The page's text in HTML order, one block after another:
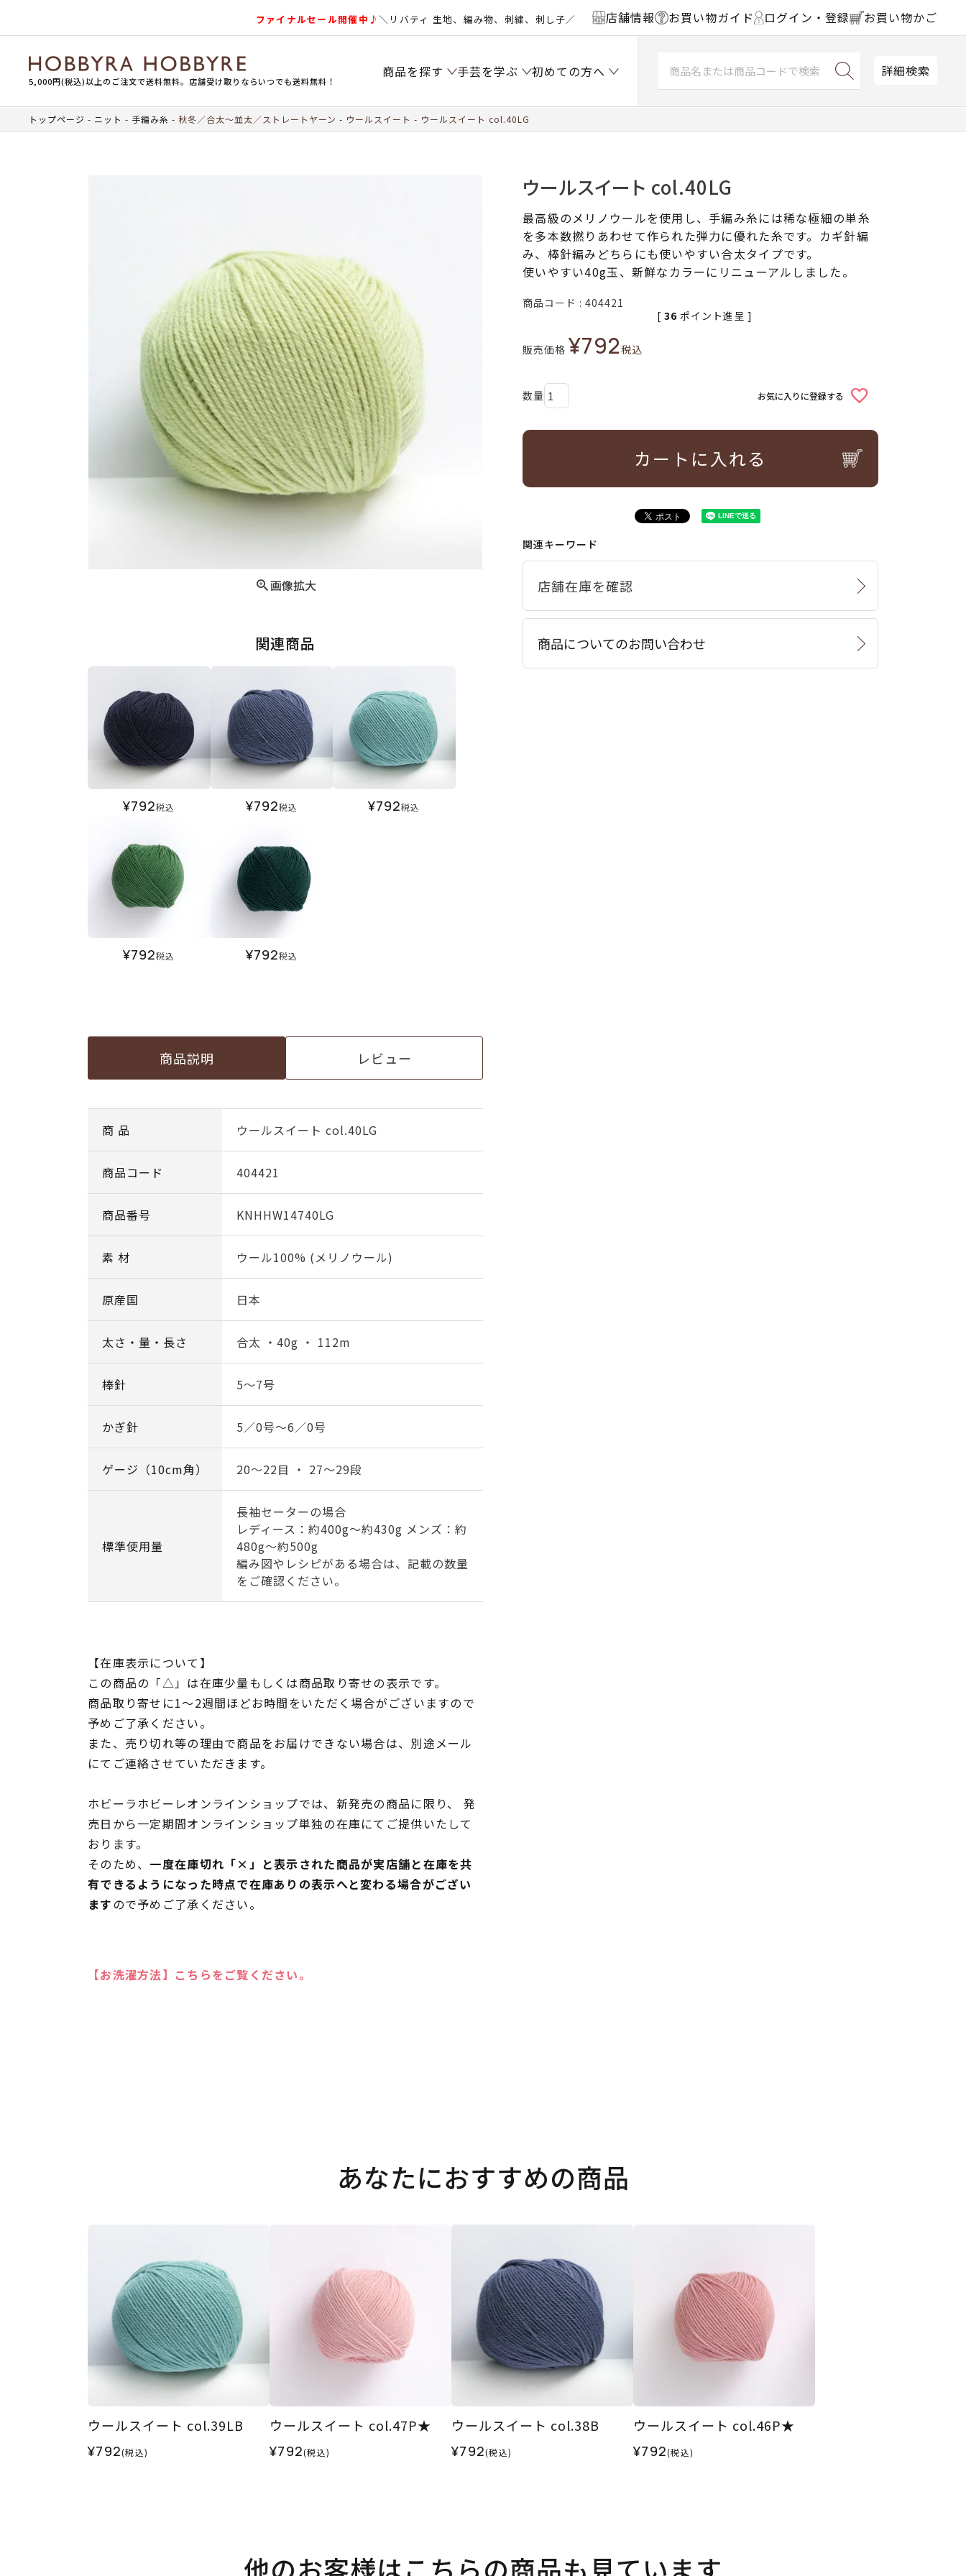
ファイナルセール開催中♪＼リバティ 生地、編み物、刺繍、刺し子／ 店舗情報 お買い物ガイド ログイン・登録 お買い物かご
5,000円(税込)以上のご注文で送料無料。店舗受け取りならいつでも送料無料！
商品を探す 手芸を学ぶ 初めての方へ 詳細検索
トップページ ニット 手編み糸 秋冬／合太～並太／ストレートヤーン ウールスイート ウールスイート col.40LG
画像拡大
関連商品
¥792税込 ¥792税込 ¥792税込
¥792税込 ¥792税込
商品説明 レビュー
商 品 ウールスイート col.40LG
商品コード 404421
商品番号 KNHHW14740LG
素 材 ウール100% (メリノウール)
原産国 日本
太さ・量・長さ 合太 ・40g ・ 112m
棒針 5～7号
かぎ針 5／0号～6／0号
ゲージ（10cm角） 20～22目 ・ 27～29段
標準使用量
長袖セーターの場合
レディース：約400g～約430g メンズ：約
480g～約500g
編み図やレシピがある場合は、記載の数量
をご確認ください。
【在庫表示について】
この商品の「△」は在庫少量もしくは商品取り寄せの表示です。
商品取り寄せに1～2週間ほどお時間をいただく場合がございますので
予めご了承ください。
また、売り切れ等の理由で商品をお届けできない場合は、別途メール
にてご連絡させていただきます。
ホビーラホビーレオンラインショップでは、新発売の商品に限り、 発
売日から一定期間オンラインショップ単独の在庫にてご提供いたして
おります。
そのため、 一度在庫切れ「×」と表示された商品が実店舗と在庫を共
有できるようになった時点で在庫ありの表示へと変わる場合がござい
ますので予めご了承ください。
【お洗濯方法】こちらをご覧ください。
ウールスイート col.40LG
最高級のメリノウールを使用し、手編み糸には稀な極細の単糸
を多本数撚りあわせて作られた弾力に優れた糸です。カギ針編
み、棒針編みどちらにも使いやすい合太タイプです。
使いやすい40g玉、新鮮なカラーにリニューアルしました。
商品コード 404421
販売価格 ¥792税込
[ 36 ポイント進呈 ]
お気に入りに登録する
カートに入れる
関連キーワード
商品についてのお問い合わせ
あなたにおすすめの商品
ウールスイート col.39LB
¥792(税込)
ウールスイート col.47P★
¥792(税込)
ウールスイート col.38B
¥792(税込)
ウールスイート col.46P★
¥792(税込)
他のお客様はこちらの商品も見ています